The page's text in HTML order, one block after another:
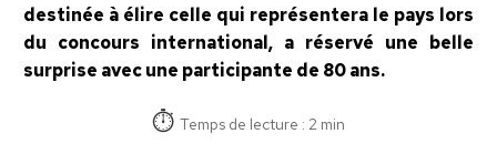
destinée à élire celle qui représentera le pays lors
du concours international, a réservé une belle
surprise avec une participante de 80 ans.
Temps de lecture : 2 min